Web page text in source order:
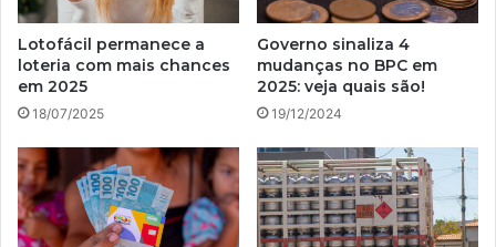
Lotofácil permanece a
loteria com mais chances
em 2025
18/07/2025
Governo sinaliza 4
mudanças no BPC em
2025: veja quais são!
19/12/2024